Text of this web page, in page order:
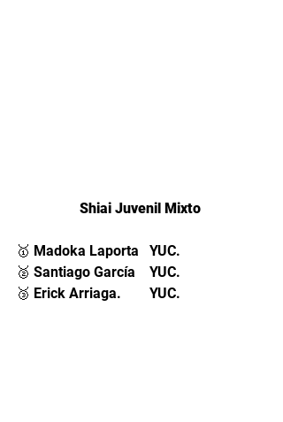
Shiai Juvenil Mixto
🥇 Madoka Laporta   YUC.
🥈 Santiago García    YUC.
🥉 Erick Arriaga. YUC.